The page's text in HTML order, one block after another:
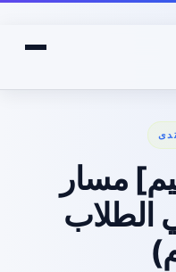
مسار
الطلاب